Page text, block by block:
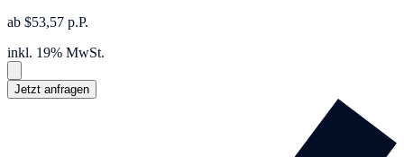
ab $53,57 p.P.
inkl. 19% MwSt.
Jetzt anfragen